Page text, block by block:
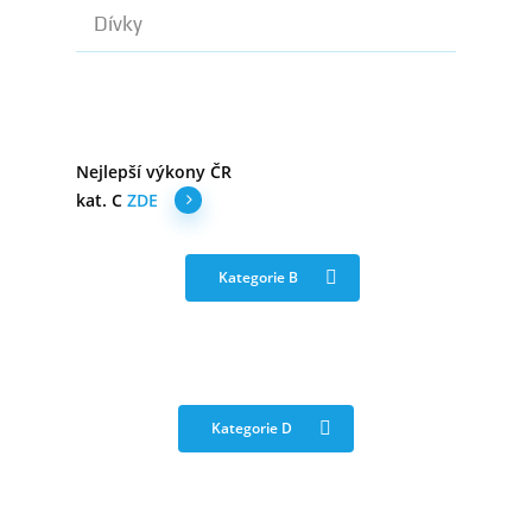
Dívky
Nejlepší výkony ČR
kat. CZDE
Kategorie B
Kategorie D